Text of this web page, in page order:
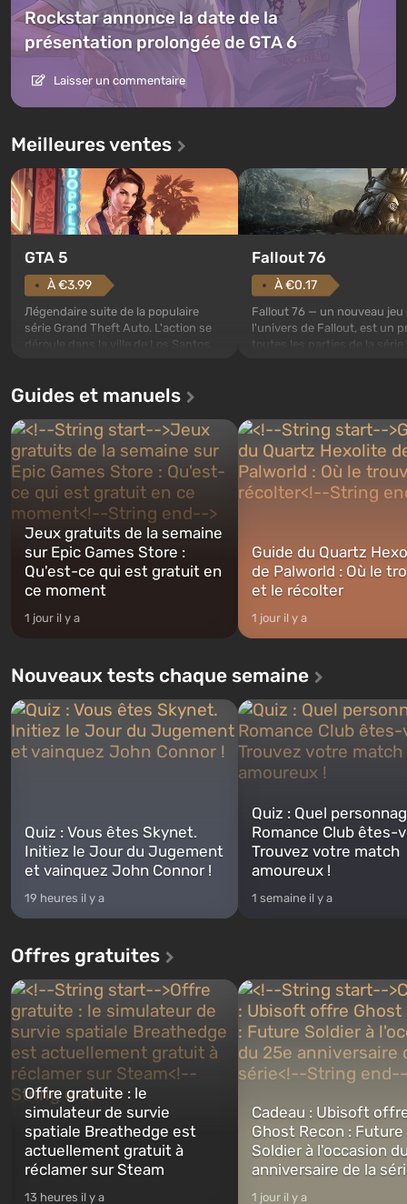
Rockstar annonce la date de la
présentation prolongée de GTA 6
Laisser un commentaire
Meilleures ventes
GTA 5
À €3.99
Лégendaire suite de la populaire
série Grand Theft Auto. L'action se
déroule dans la ville de Los Santos,
le jeu racontera l'histoire de trois
Franklin, entre lesquels vous
pourrez basculer...
Fallout 76
À €0.17
Fallout 76 — un nouveau jeu
l'univers de Fallout, est un
toutes les parties de la série
Vault-Tec, doit s'ouvrir en
après que des bombes
Guides et manuels
Jeux gratuits de la semaine
sur Epic Games Store :
Qu'est-ce qui est gratuit en
ce moment
1 jour il y a
Guide du Quartz
de Palworld : Où le
et le récolter
1 jour il y a
Nouveaux tests chaque semaine
Quiz : Vous êtes Skynet.
Initiez le Jour du Jugement
et vainquez John Connor !
19 heures il y a
Quiz : Quel
Romance Club êtes-
Trouvez votre match
amoureux !
1 semaine il y a
Offres gratuites
Offre gratuite : le
simulateur de survie
spatiale Breathedge est
actuellement gratuit à
réclamer sur Steam
13 heures il y a
Cadeau : Ubisoft
Ghost Recon : Future
Soldier à l'occasion
anniversaire de la
1 jour il y a